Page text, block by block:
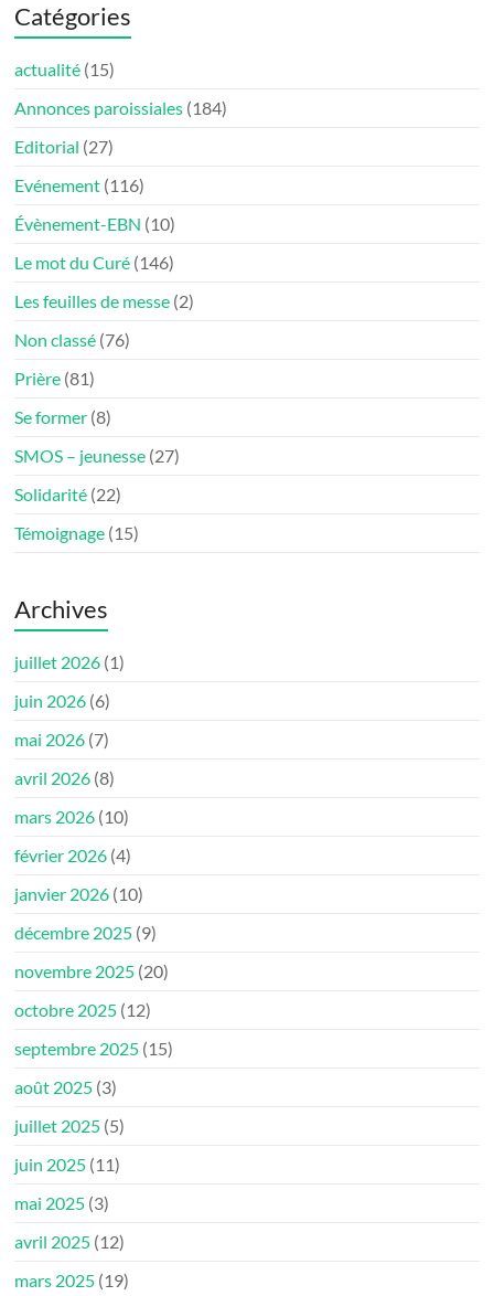
Catégories
actualité (15)
Annonces paroissiales (184)
Editorial (27)
Evénement (116)
Évènement-EBN (10)
Le mot du Curé (146)
Les feuilles de messe (2)
Non classé (76)
Prière (81)
Se former (8)
SMOS – jeunesse (27)
Solidarité (22)
Témoignage (15)
Archives
juillet 2026 (1)
juin 2026 (6)
mai 2026 (7)
avril 2026 (8)
mars 2026 (10)
février 2026 (4)
janvier 2026 (10)
décembre 2025 (9)
novembre 2025 (20)
octobre 2025 (12)
septembre 2025 (15)
août 2025 (3)
juillet 2025 (5)
juin 2025 (11)
mai 2025 (3)
avril 2025 (12)
mars 2025 (19)